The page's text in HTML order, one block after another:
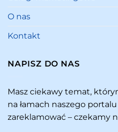
O nas
Kontakt
NAPISZ DO NAS
Masz ciekawy temat,
na łamach naszego
zareklamować – czekamy